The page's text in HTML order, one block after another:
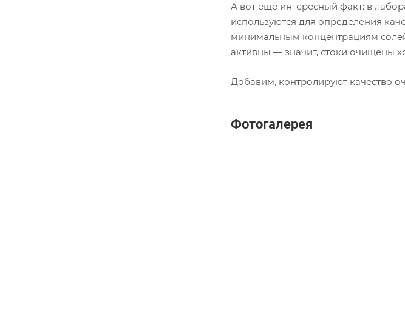
А вот еще интересный факт: в
используются для определения
минимальным концентрациям
активны — значит, стоки очищены
Добавим, контролируют качество
Фотогалерея